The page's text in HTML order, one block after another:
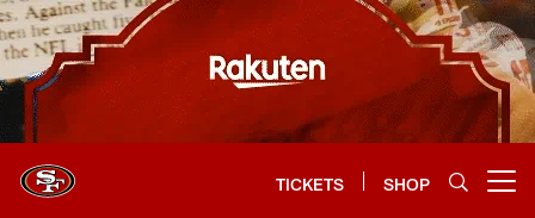
Skip
to
main
content
TICKETS SHOP